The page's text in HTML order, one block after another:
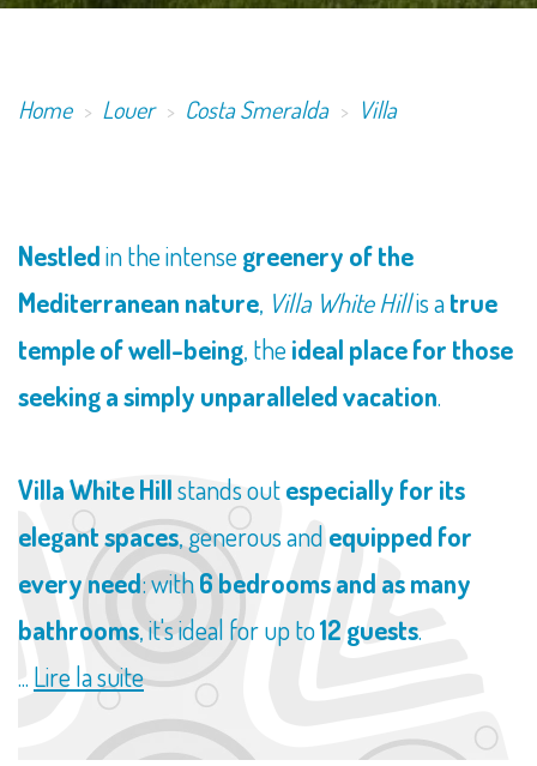
Home Louer Costa Smeralda Villa
​Nestledin the intensegreenery of the
Mediterranean nature, Villa White Hillis atrue
temple of well-being, theideal place for those
seeking a simply unparalleled vacation.
Villa White Hillstands outespecially for its
elegant spaces, generous and equipped for
every need: with6 bedrooms and as many
bathrooms, it's ideal for up to12 guests.
... Lire la suite